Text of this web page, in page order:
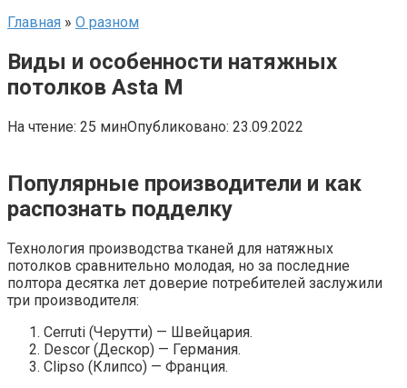
Главная » О разном
Виды и особенности натяжных
потолков Asta М
На чтение: 25 минОпубликовано: 23.09.2022
Популярные производители и как
распознать подделку
Технология производства тканей для натяжных
потолков сравнительно молодая, но за последние
полтора десятка лет доверие потребителей заслужили
три производителя:
Cerruti (Черутти) — Швейцария.
Descor (Дескор) — Германия.
Clipso (Клипсо) — Франция.